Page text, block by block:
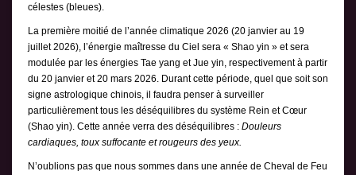
célestes (bleues).
La première moitié de l’année climatique 2026 (20 janvier au 19
juillet 2026), l’énergie maîtresse du Ciel sera « Shao yin » et sera
modulée par les énergies Tae yang et Jue yin, respectivement à partir
du 20 janvier et 20 mars 2026. Durant cette période, quel que soit son
signe astrologique chinois, il faudra penser à surveiller
particulièrement tous les déséquilibres du système Rein et Cœur
(Shao yin). Cette année verra des déséquilibres : Douleurs
cardiaques, toux suffocante et rougeurs des yeux.
N’oublions pas que nous sommes dans une année de Cheval de Feu